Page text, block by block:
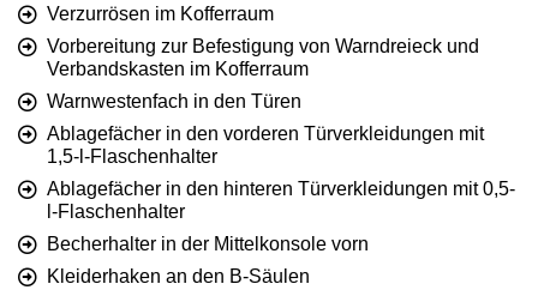
Verzurrösen im Kofferraum
Vorbereitung zur Befestigung von Warndreieck und
Verbandskasten im Kofferraum
Warnwestenfach in den Türen
Ablagefächer in den vorderen Türverkleidungen mit
1,5-l-Flaschenhalter
Ablagefächer in den hinteren Türverkleidungen mit 0,5-
l-Flaschenhalter
Becherhalter in der Mittelkonsole vorn
Kleiderhaken an den B-Säulen